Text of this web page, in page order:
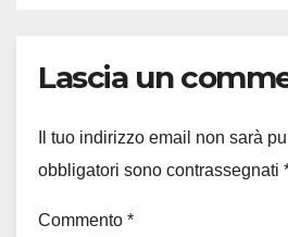
Lascia un
Il tuo indirizzo email non sarà
obbligatori sono contrassegnati
Commento *